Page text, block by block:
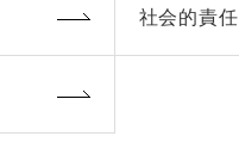
社会的責任